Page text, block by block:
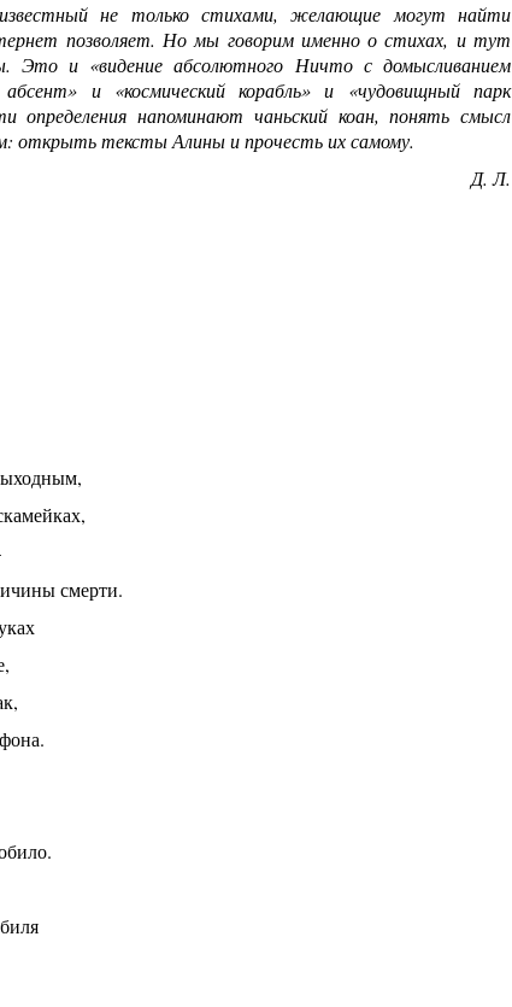
не только стихами, желающие могут найти
позволяет. Но мы говорим именно о стихах, и тут
Это и «видение абсолютного Ничто с домысливанием
и «космический корабль» и «чудовищный парк
напоминают чаньский коан, понять смысл
открыть тексты Алины и прочесть их самому.
Д. Л.
смерти.